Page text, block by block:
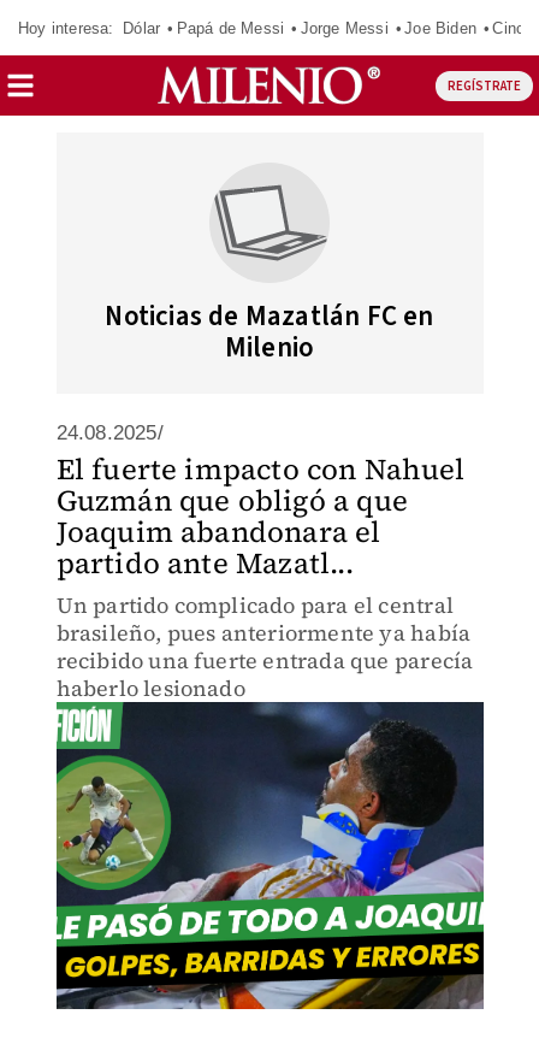
Hoy interesa: Dólar Papá de Messi Jorge Messi Joe Biden
REGÍSTRATE
Noticias de Mazatlán FC en
Milenio
24.08.2025/
El fuerte impacto con Nahuel
Guzmán que obligó a que
Joaquim abandonara el
partido ante Mazatl...
Un partido complicado para el central
brasileño, pues anteriormente ya había
recibido una fuerte entrada que parecía
haberlo lesionado